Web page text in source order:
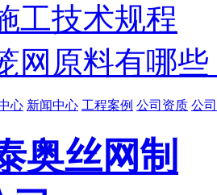
工技术规程
网原料有哪些
心 新闻中心 工程案例 公司资质 公